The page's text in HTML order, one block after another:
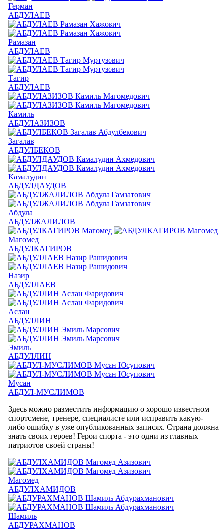
Герман
АБДУЛАЕВ
Рамазан
АБДУЛАЕВ
Тагир
АБДУЛАЕВ
Камиль
АБДУЛАЗИЗОВ
Загалав
АБДУЛБЕКОВ
Камалудин
АБДУЛДАУДОВ
Абдула
АБДУЛЖАЛИЛОВ
Магомед
АБДУЛКАГИРОВ
Назир
АБДУЛЛАЕВ
Аслан
АБДУЛЛИН
Эмиль
АБДУЛЛИН
Мусан
АБДУЛ-МУСЛИМОВ
Здесь можно разместить информацию о хорошо известном
спортсмене, тренере, специалисте или исправить какую-
либо ошибку в уже опубликованных записях. Страна должна
знать своих героев! Герои спорта - это одни из главных
патриотов своей страны!
Магомед
АБДУЛХАМИДОВ
Шамиль
АБДУРАХМАНОВ